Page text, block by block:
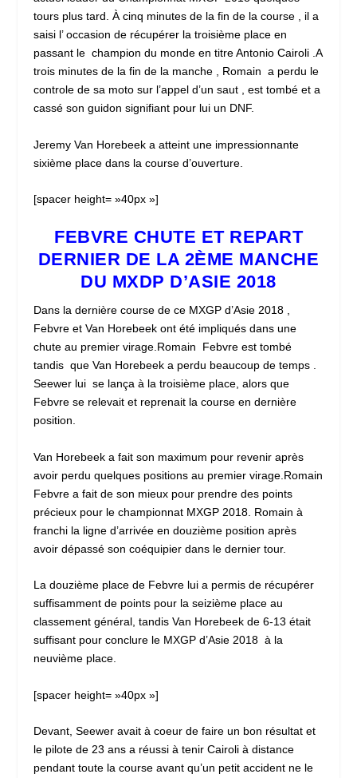
tours plus tard. À cinq minutes de la fin de la course , il a
saisi l’ occasion de récupérer la troisième place en
passant le champion du monde en titre Antonio Cairoli .A
trois minutes de la fin de la manche , Romain a perdu le
controle de sa moto sur l’appel d’un saut , est tombé et a
cassé son guidon signifiant pour lui un DNF.
Jeremy Van Horebeek a atteint une impressionnante
sixième place dans la course d’ouverture.
[spacer height= »40px »]
FEBVRE CHUTE ET REPART
DERNIER DE LA 2ÈME MANCHE
DU MXDP D’ASIE 2018
Dans la dernière course de ce MXGP d’Asie 2018 ,
Febvre et Van Horebeek ont ​​été impliqués dans une
chute au premier virage.Romain Febvre est tombé
tandis que Van Horebeek a perdu beaucoup de temps .
Seewer lui se lança à la troisième place, alors que
Febvre se relevait et reprenait la course en dernière
position.
Van Horebeek a fait son maximum pour revenir après
avoir perdu quelques positions au premier virage.Romain
Febvre a fait de son mieux pour prendre des points
précieux pour le championnat MXGP 2018. Romain à
franchi la ligne d’arrivée en douzième position après
avoir dépassé son coéquipier dans le dernier tour.
La douzième place de Febvre lui a permis de récupérer
suffisamment de points pour la seizième place au
classement général, tandis Van Horebeek de 6-13 était
suffisant pour conclure le MXGP d’Asie 2018 à la
neuvième place.
[spacer height= »40px »]
Devant, Seewer avait à coeur de faire un bon résultat et
le pilote de 23 ans a réussi à tenir Cairoli à distance
pendant toute la course avant qu’un petit accident ne le